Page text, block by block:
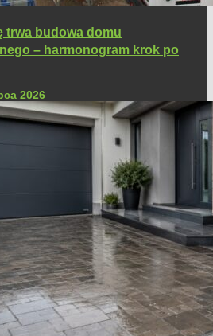
trwa budowa domu
– harmonogram krok po
2026